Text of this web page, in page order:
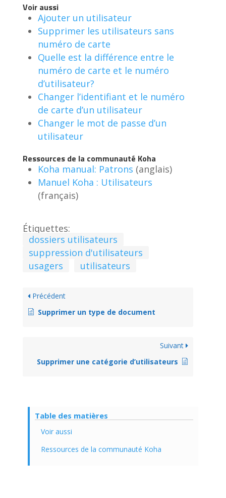
Voir aussi
Ajouter un utilisateur
Supprimer les utilisateurs sans
numéro de carte
Quelle est la différence entre le
numéro de carte et le numéro
d’utilisateur?
Changer l’identifiant et le numéro
de carte d’un utilisateur
Changer le mot de passe d’un
utilisateur
Ressources de la communauté Koha
Koha manual: Patrons (anglais)
Manuel Koha : Utilisateurs
(français)
Étiquettes:
dossiers utilisateurs
suppression d'utilisateurs
usagers
utilisateurs
Précédent
Supprimer un type de document
Suivant
Supprimer une catégorie d’utilisateurs
Table des matières
Voir aussi
Ressources de la communauté Koha